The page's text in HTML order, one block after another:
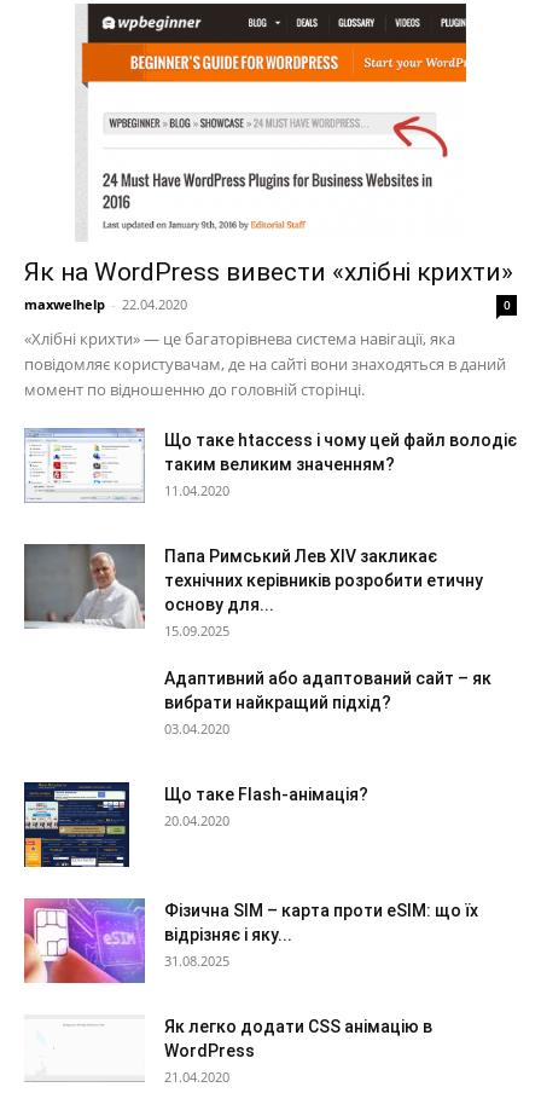
Як на WordPress вивести «хлібні крихти»
maxwelhelp - 22.04.2020 0
«Хлібні крихти» — це багаторівнева система навігації, яка
повідомляє користувачам, де на сайті вони знаходяться в даний
момент по відношенню до головній сторінці.
Що таке htaccess і чому цей файл володіє
таким великим значенням?
11.04.2020
Папа Римський Лев XIV закликає
технічних керівників розробити етичну
основу для...
15.09.2025
Адаптивний або адаптований сайт – як
вибрати найкращий підхід?
03.04.2020
Що таке Flash-анімація?
20.04.2020
Фізична SIM – карта проти eSIM: що їх
відрізняє і яку...
31.08.2025
Як легко додати CSS анімацію в
WordPress
21.04.2020